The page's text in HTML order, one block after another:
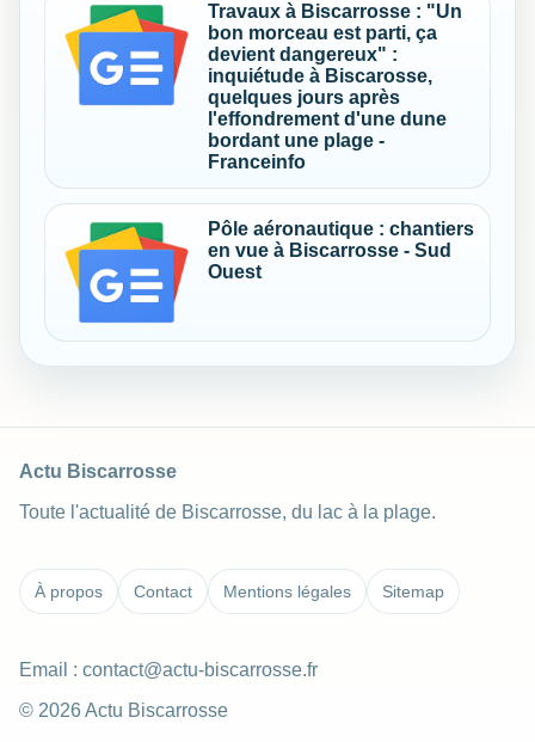
Travaux à Biscarrosse : "Un
bon morceau est parti, ça
devient dangereux" :
inquiétude à Biscarosse,
quelques jours après
l'effondrement d'une dune
bordant une plage -
Franceinfo
Pôle aéronautique : chantiers
en vue à Biscarrosse - Sud
Ouest
Actu Biscarrosse
Toute l'actualité de Biscarrosse, du lac à la plage.
À propos Contact Mentions légales Sitemap
Email : contact@actu-biscarrosse.fr
© 2026 Actu Biscarrosse